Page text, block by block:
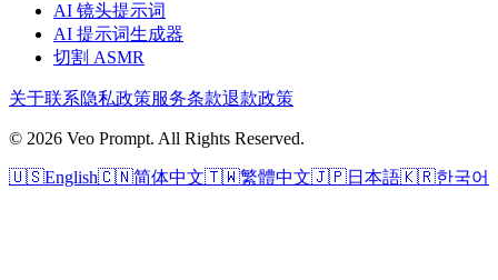
AI 镜头提示词
AI 提示词生成器
切割 ASMR
关于联系隐私政策服务条款退款政策
© 2026 Veo Prompt. All Rights Reserved.
🇺🇸English🇨🇳简体中文🇹🇼繁體中文🇯🇵日本語🇰🇷한국어